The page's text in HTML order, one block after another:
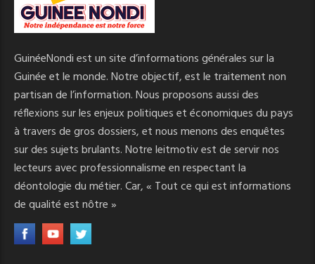
GuinéeNondi est un site d’informations générales sur la
Guinée et le monde. Notre objectif, est le traitement non
partisan de l’information. Nous proposons aussi des
réflexions sur les enjeux politiques et économiques du pays
à travers de gros dossiers, et nous menons des enquêtes
sur des sujets brulants. Notre leitmotiv est de servir nos
lecteurs avec professionnalisme en respectant la
déontologie du métier. Car, « Tout ce qui est informations
de qualité est nôtre »